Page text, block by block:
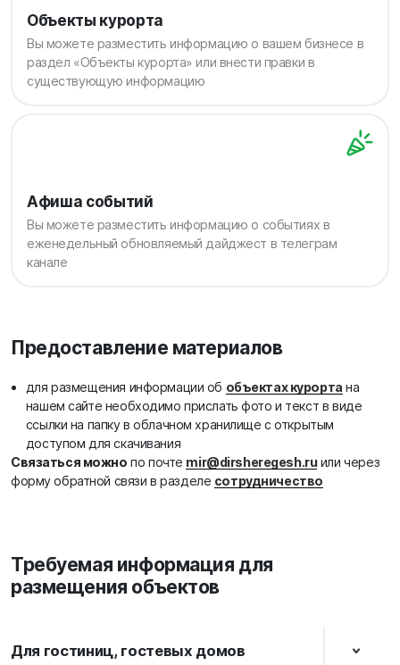
Объекты курорта
Вы можете разместить информацию о вашем бизнесе в
раздел «Объекты курорта» или внести правки в
существующую информацию
Афиша событий
Вы можете разместить информацию о событиях в
еженедельный обновляемый дайджест в телеграм
канале
Предоставление материалов
для размещения информации об объектах курорта на
нашем сайте необходимо прислать фото и текст в виде
ссылки на папку в облачном хранилище с открытым
доступом для скачивания
Связаться можно по почте mir@dirsheregesh.ruили через
форму обратной связи в разделе сотрудничество
Требуемая информация для
размещения объектов
Для гостиниц, гостевых домов